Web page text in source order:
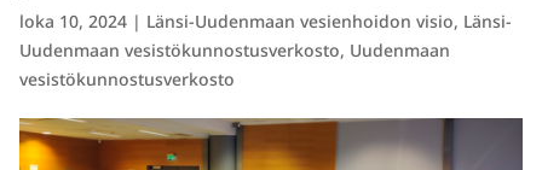
loka 10, 2024| Länsi-Uudenmaan vesienhoidon visio, Länsi-
Uudenmaan vesistökunnostusverkosto, Uudenmaan
vesistökunnostusverkosto